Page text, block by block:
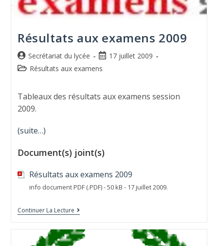
Résultats aux examens 2009
Secrétariat du lycée
17 juillet 2009
Résultats aux examens
Tableaux des résultats aux examens session
2009.
(suite…)
Document(s) joint(s)
Résultats aux examens 2009
info document PDF (.PDF) - 50 kB - 17 juillet 2009.
Continuer La Lecture